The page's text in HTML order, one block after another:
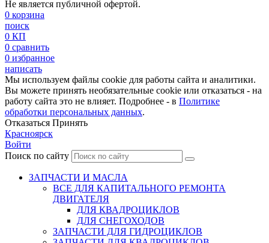
Не является публичной офертой.
0 корзина
поиск
0 КП
0 сравнить
0 избранное
написать
Мы используем файлы cookie для работы сайта и аналитики.
Вы можете принять необязательные cookie или отказаться - на
работу сайта это не влияет. Подробнее - в Политике
обработки персональных данных.
Отказаться Принять
Красноярск
Войти
Поиск по сайту
ЗАПЧАСТИ И МАСЛА
ВСЕ ДЛЯ КАПИТАЛЬНОГО РЕМОНТА
ДВИГАТЕЛЯ
ДЛЯ КВАДРОЦИКЛОВ
ДЛЯ СНЕГОХОДОВ
ЗАПЧАСТИ ДЛЯ ГИДРОЦИКЛОВ